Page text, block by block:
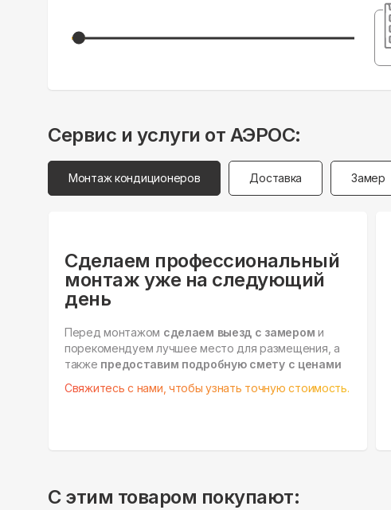
Сервис и услуги от АЭРОС:
Монтаж кондиционеров Доставка Замер
Сделаем профессиональный
монтаж уже на следующий
день
Перед монтажом сделаем выезд с замером и
порекомендуем лучшее место для размещения, а
также предоставим подробную смету с ценами
Свяжитесь с нами, чтобы узнать точную стоимость.
С этим товаром покупают: